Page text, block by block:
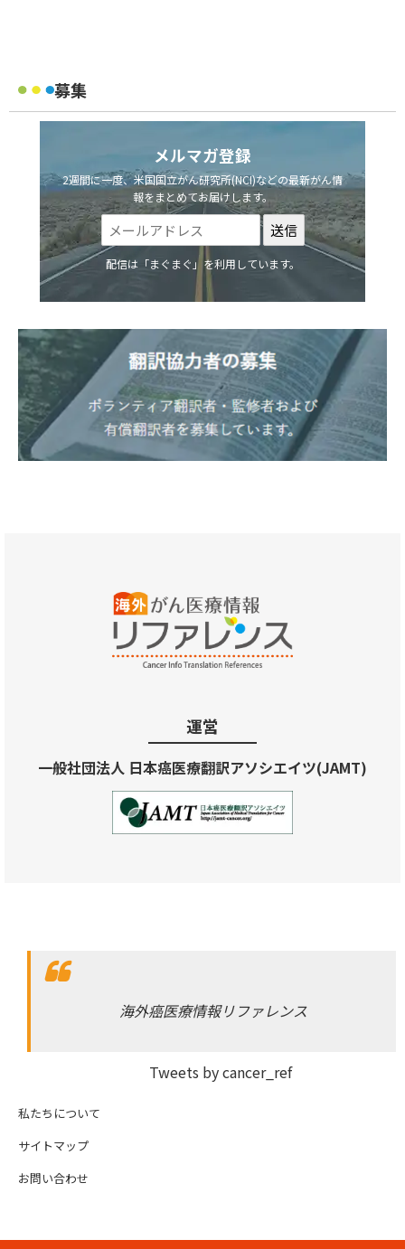
募集
メルマガ登録
2週間に一度、米国国立がん研究所(NCI)などの最新がん情
報をまとめてお届けします。
配信は「まぐまぐ」を利用しています。
運営
一般社団法人 日本癌医療翻訳アソシエイツ(JAMT)
海外癌医療情報リファレンス
Tweets by cancer_ref
私たちについて
サイトマップ
お問い合わせ